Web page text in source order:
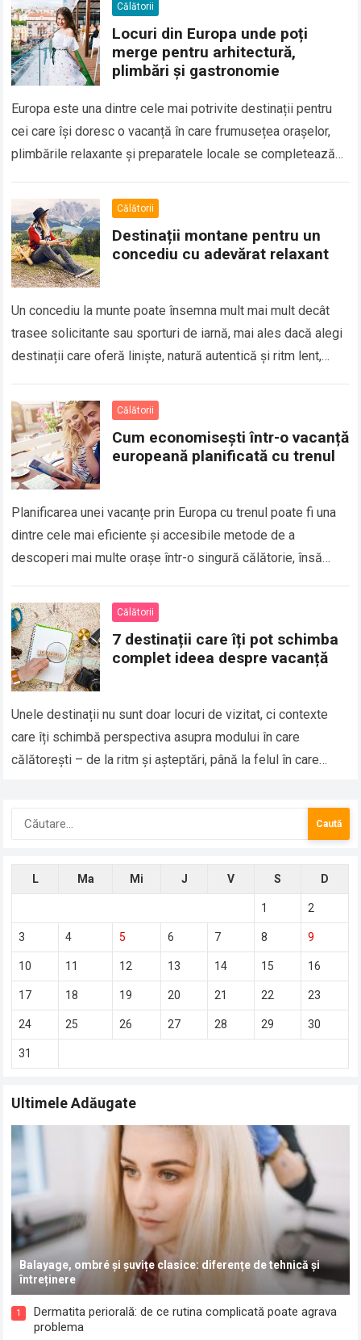
Călătorii
Locuri din Europa unde poți
merge pentru arhitectură,
plimbări și gastronomie
Europa este una dintre cele mai potrivite destinații pentru
cei care își doresc o vacanță în care frumusețea orașelor,
plimbările relaxante și preparatele locale se completează
Călătorii
Destinații montane pentru un
concediu cu adevărat relaxant
Un concediu la munte poate însemna mult mai mult decât
trasee solicitante sau sporturi de iarnă, mai ales dacă alegi
destinații care oferă liniște, natură autentică și ritm lent,
Călătorii
Cum economisești într-o vacanță
europeană planificată cu trenul
Planificarea unei vacanțe prin Europa cu trenul poate fi una
dintre cele mai eficiente și accesibile metode de a
descoperi mai multe orașe într-o singură călătorie, însă
Călătorii
7 destinații care îți pot schimba
complet ideea despre vacanță
Unele destinații nu sunt doar locuri de vizitat, ci contexte
care îți schimbă perspectiva asupra modului în care
călătorești – de la ritm și așteptări, până la felul în care…
Caută
L Ma Mi J V S D
1 2
3 4 5 6 7 8 9
10 11 12 13 14 15 16
17 18 19 20 21 22 23
24 25 26 27 28 29 30
31
Ultimele Adăugate
Balayage, ombré și șuvițe clasice: diferențe de tehnică și
întreținere
1
Dermatita periorală: de ce rutina complicată poate agrava
problema